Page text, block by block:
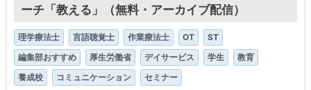
ーチ「教える」（無料・アーカイブ配信）
理学療法士 言語聴覚士 作業療法士 OT
ST
編集部おすすめ
厚生労働省 デイサービス 学生
教育
養成校
コミュニケーション セミナー